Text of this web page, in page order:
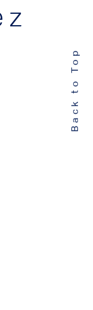
z
Back to Top